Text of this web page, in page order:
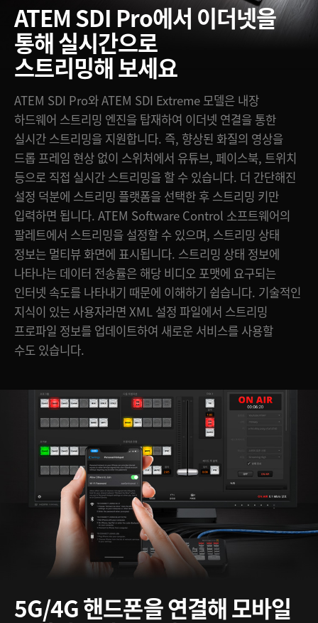
ATEM SDI Pro에서 이더넷을
통해 실시간으로
스트리밍해 보세요
ATEM SDI Pro와 ATEM SDI Extreme 모델은 내장
하드웨어 스트리밍 엔진을 탑재하여 이더넷 연결을 통한
실시간 스트리밍을 지원합니다. 즉, 향상된 화질의 영상을
드롭 프레임 현상 없이 스위처에서 유튜브, 페이스북, 트위치
등으로 직접 실시간 스트리밍을 할 수 있습니다. 더 간단해진
설정 덕분에 스트리밍 플랫폼을 선택한 후 스트리밍 키만
입력하면 됩니다. ATEM Software Control 소프트웨어의
팔레트에서 스트리밍을 설정할 수 있으며, 스트리밍 상태
정보는 멀티뷰 화면에 표시됩니다. 스트리밍 상태 정보에
나타나는 데이터 전송률은 해당 비디오 포맷에 요구되는
인터넷 속도를 나타내기 때문에 이해하기 쉽습니다. 기술적인
지식이 있는 사용자라면 XML 설정 파일에서 스트리밍
프로파일 정보를 업데이트하여 새로운 서비스를 사용할
수도 있습니다.
5G/4G 핸드폰을연결해모바일